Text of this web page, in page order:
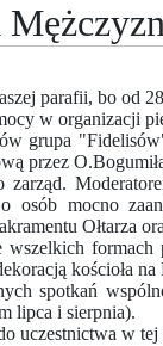
parafii, bo od
w organizacji
grupa
przez
osób mocno
Ołtarza
formach
kościoła
spotkań
lipca i sierpnia).
uczestnictwa w